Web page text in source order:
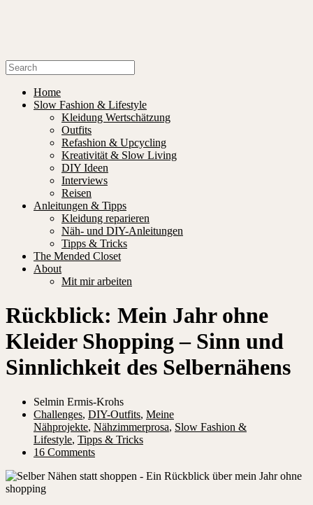
Home
Slow Fashion & Lifestyle
Kleidung Wertschätzung
Outfits
Refashion & Upcycling
Kreativität & Slow Living
DIY Ideen
Interviews
Reisen
Anleitungen & Tipps
Kleidung reparieren
Näh- und DIY-Anleitungen
Tipps & Tricks
The Mended Closet
About
Mit mir arbeiten
Rückblick: Mein Jahr ohne
Kleider Shopping – Sinn und
Sinnlichkeit des Selbernähens
Selmin Ermis-Krohs
Challenges, DIY-Outfits, Meine
Nähprojekte, Nähzimmerprosa, Slow Fashion &
Lifestyle, Tipps & Tricks
16 Comments